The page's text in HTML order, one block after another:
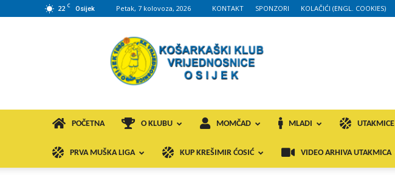
22 C Osijek Petak, 7 kolovoza, 2026 KONTAKT SPONZORI KOLAČIĆI (ENGL. COOKIES)
KK
VROS
POČETNA O KLUBU MOMČAD MLADI UTAKMICE
PRVA MUŠKA LIGA KUP KREŠIMIR ĆOSIĆ VIDEO ARHIVA UTAKMICA